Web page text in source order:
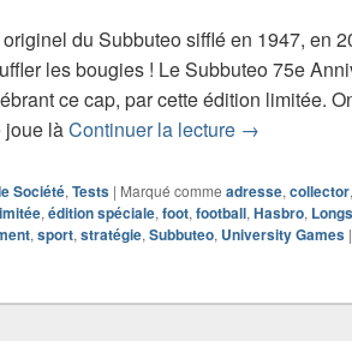
originel du Subbuteo sifflé en 1947, en
les bougies ! Le Subbuteo 75e
ce cap, par cette édition limitée.
joue làContinuer la lecture Chronique
→
Société, Tests | Marqué comme adresse, collector,
, édition spéciale, foot, football, Hasbro,
, sport, stratégie, Subbuteo, University Games |